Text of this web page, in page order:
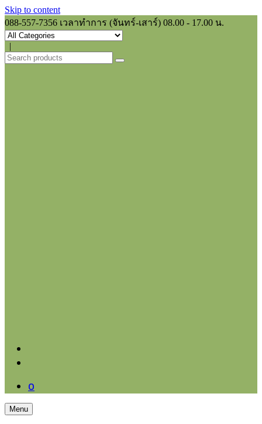
Skip to content
088-557-7356 เวลาทำการ (จันทร์-เสาร์) 08.00 - 17.00 น.
|
0
Menu